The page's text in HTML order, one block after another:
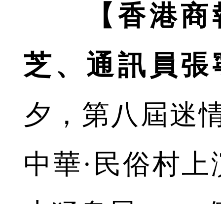
【香港
芝、通訊員張
夕，第八屆迷
中華·民俗村